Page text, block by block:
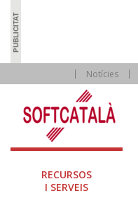
Notícies
RECURSOS
I SERVEIS